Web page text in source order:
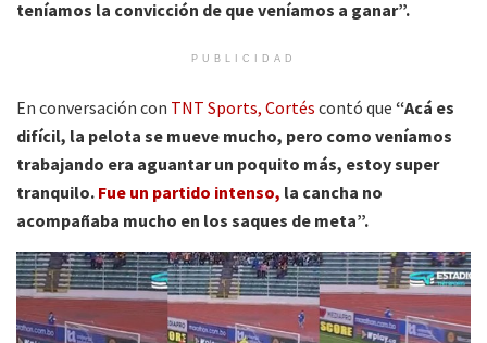
teníamos la convicción de que veníamos a ganar”.
PUBLICIDAD
En conversación con TNT Sports, Cortés contó que “Acá es
difícil, la pelota se mueve mucho, pero como veníamos
trabajando era aguantar un poquito más, estoy super
tranquilo. Fue un partido intenso, la cancha no
acompañaba mucho en los saques de meta”.